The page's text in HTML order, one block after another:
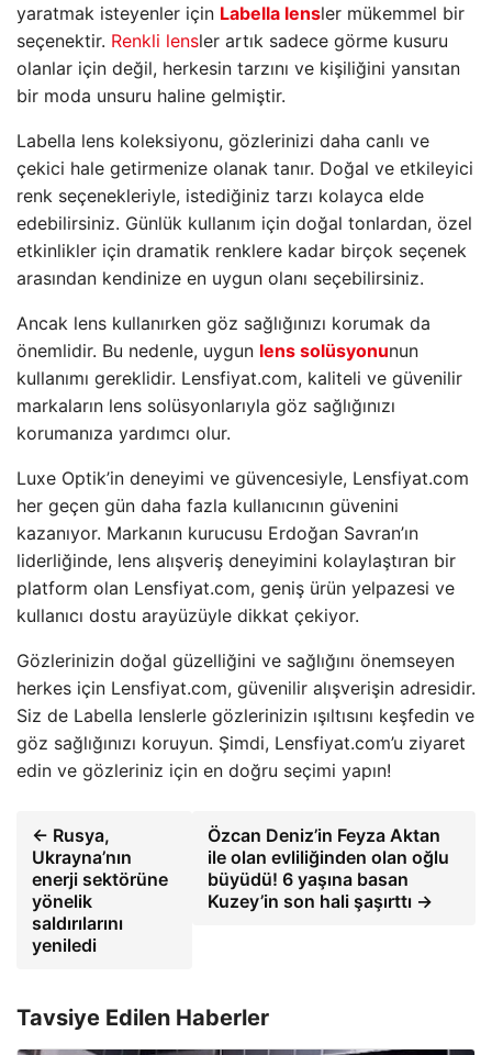
yaratmak isteyenler için Labella lensler mükemmel bir
seçenektir. Renkli lensler artık sadece görme kusuru
olanlar için değil, herkesin tarzını ve kişiliğini yansıtan
bir moda unsuru haline gelmiştir.
Labella lens koleksiyonu, gözlerinizi daha canlı ve
çekici hale getirmenize olanak tanır. Doğal ve etkileyici
renk seçenekleriyle, istediğiniz tarzı kolayca elde
edebilirsiniz. Günlük kullanım için doğal tonlardan, özel
etkinlikler için dramatik renklere kadar birçok seçenek
arasından kendinize en uygun olanı seçebilirsiniz.
Ancak lens kullanırken göz sağlığınızı korumak da
önemlidir. Bu nedenle, uygun lens solüsyonunun
kullanımı gereklidir. Lensfiyat.com, kaliteli ve güvenilir
markaların lens solüsyonlarıyla göz sağlığınızı
korumanıza yardımcı olur.
Luxe Optik’in deneyimi ve güvencesiyle, Lensfiyat.com
her geçen gün daha fazla kullanıcının güvenini
kazanıyor. Markanın kurucusu Erdoğan Savran’ın
liderliğinde, lens alışveriş deneyimini kolaylaştıran bir
platform olan Lensfiyat.com, geniş ürün yelpazesi ve
kullanıcı dostu arayüzüyle dikkat çekiyor.
Gözlerinizin doğal güzelliğini ve sağlığını önemseyen
herkes için Lensfiyat.com, güvenilir alışverişin adresidir.
Siz de Labella lenslerle gözlerinizin ışıltısını keşfedin ve
göz sağlığınızı koruyun. Şimdi, Lensfiyat.com’u ziyaret
edin ve gözleriniz için en doğru seçimi yapın!
← Rusya,
Ukrayna’nın
enerji sektörüne
yönelik
saldırılarını
yeniledi
Özcan Deniz’in Feyza Aktan
ile olan evliliğinden olan oğlu
büyüdü! 6 yaşına basan
Kuzey’in son hali şaşırttı →
Tavsiye Edilen Haberler